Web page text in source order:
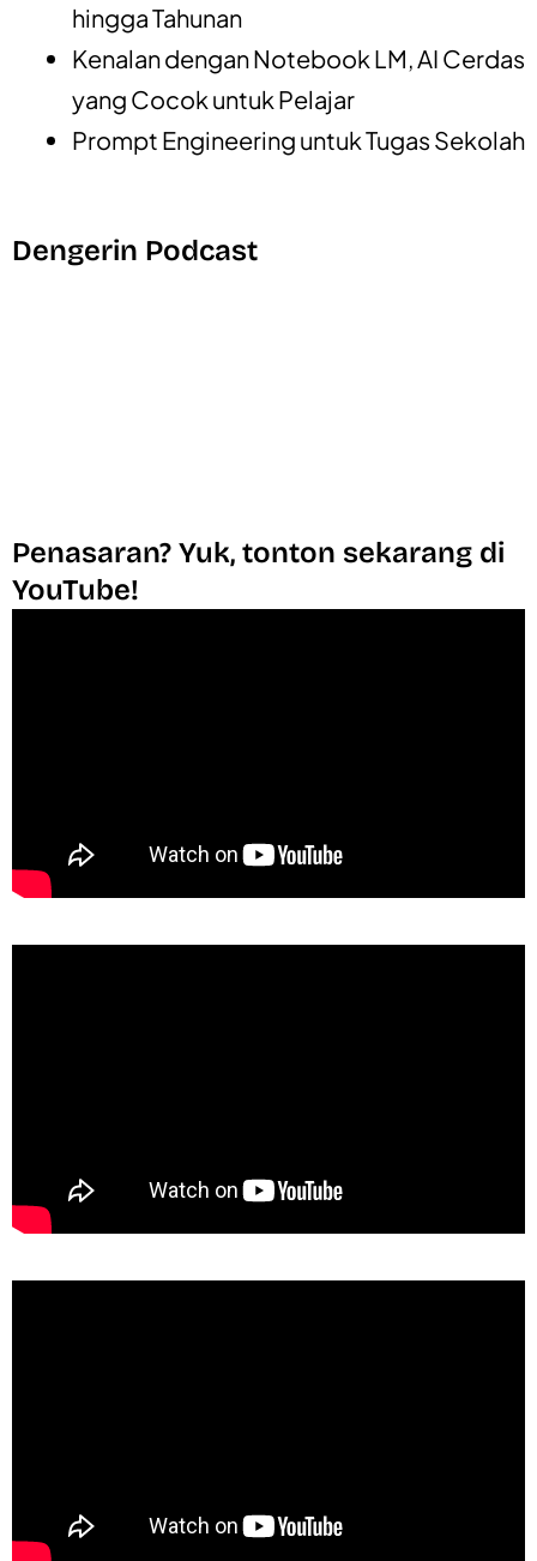
hingga Tahunan
Kenalan dengan Notebook LM, AI Cerdas
yang Cocok untuk Pelajar
Prompt Engineering untuk Tugas Sekolah
Dengerin Podcast
Penasaran? Yuk, tonton sekarang di
YouTube!